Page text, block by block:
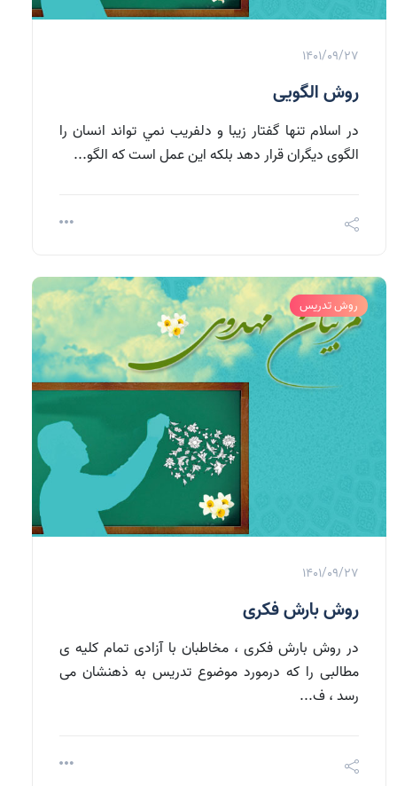
1401/09/27
روش الگویی
در اسلام تنها گفتار زيبا و دلفريب نمي تواند انسان را
الگوی ديگران قرار دهد بلكه اين عمل است كه الگو...
روش تدریس
1401/09/27
روش بارش فکری
در روش بارش فکری ، مخاطبان با آزادی تمام کلیه ی
مطالبی را که درمورد موضوع تدریس به ذهنشان می
رسد ، ف...